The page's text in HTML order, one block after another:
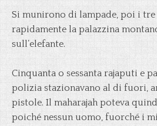
Si munirono di lampade, poi i
rapidamente la palazzina
sull’elefante.
Cinquanta o sessanta rajaputi e
polizia stazionavano al di fuori,
pistole. Il maharajah poteva
poiché nessun uomo, fuorché i